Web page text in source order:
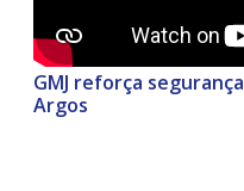
GMJ reforça
Argos